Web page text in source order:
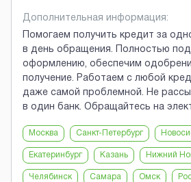
Дополнительная информация:
Помогаем получить кредит за
в день обращения. Полностью
оформлению, обеспечим
получение. Работаем с любой
даже самой проблемной. Не
в один банк. Обращайтесь на
Москва Санкт-Петербург
Екатеринбург Казань Нижний
Челябинск Самара Омск